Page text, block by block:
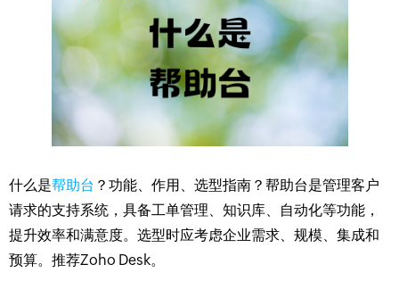
什么是帮助台 ？功能、作用、选型指南？帮助台是管理客户
请求的支持系统，具备工单管理、知识库、自动化等功能，
提升效率和满意度。选型时应考虑企业需求、规模、集成和
预算。推荐Zoho Desk。